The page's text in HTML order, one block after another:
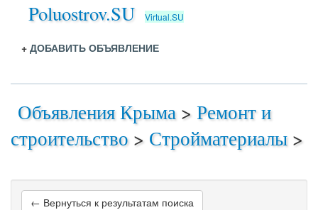
Poluostrov.SU Virtual.SU
+ ДОБАВИТЬ ОБЪЯВЛЕНИЕ
Объявления Крыма > Ремонт и
строительство > Стройматериалы >
← Вернуться к результатам поиска